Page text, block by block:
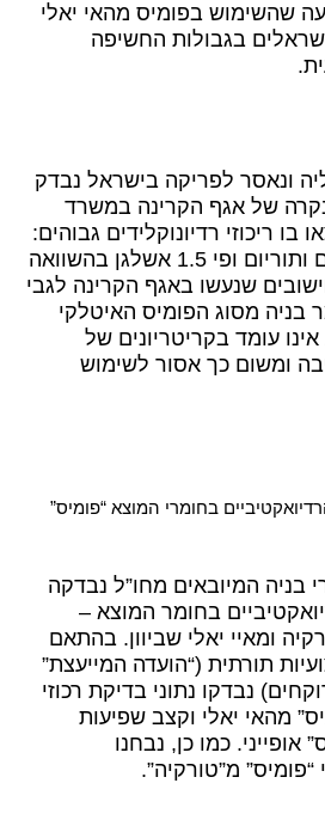
שהשימוש בפומיס מהאי יאלי
בגבולות החשיפה
ונאסר לפריקה בישראל נבדק
של אגף הקרינה במשרד
בו ריכוזי רדיונוקלידים גבוהים:
בערך פי 3 ויותר רדיום ותוריום ופי 1.5 אשלגן בהשוואה
שנעשו באגף הקרינה לגבי
בניה מסוג הפומיס האיטלקי
עומד בקריטריונים של
ומשום כך אסור לשימוש
בחומרי המוצא “פומיס”
בניה המיובאים מחו”ל נבדקה
בחומר המוצא –
ומאיי יאלי שביוון. בהתאם
תורתית (“הועדה המייעצת”
נבדקו נתוני בדיקת רכוזי
מהאי יאלי וקצב שפיעות
אופייני. כמו כן, נבחנו
מ”טורקיה”.